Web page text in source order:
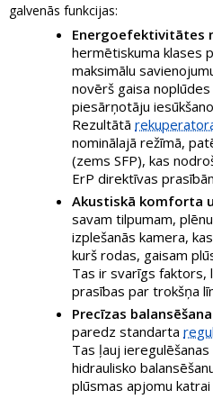
galvenās funkcijas:
Energoefektivitātes
hermētiskuma klases
maksimālu
novērš gaisa
piesārņotāju
Rezultātā
nominālajā režīmā,
(zems SFP), kas
ErP direktīvas
Akustiskā komforta
savam tilpumam,
izplešanās kamera,
kurš rodas, gaisam
Tas ir svarīgs faktors,
prasības par trokšņa
Precīzas
paredz standarta
Tas ļauj
hidraulisko
plūsmas apjomu